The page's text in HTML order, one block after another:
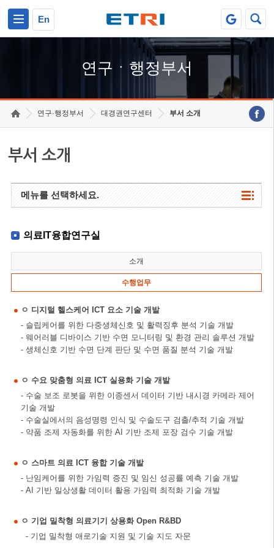
En
연구ㆍ행정부서
연구·행정부서 대경권연구센터 부서 소개
부서 소개
메뉴를 선택하세요.
의료IT융합연구실
소개
수행업무
ㅇ 디지털 헬스케어 ICT 요소 기술 개발
- 슬립케어를 위한 다중생체신호 및 활력징후 분석 기술 개발
- 웨어러블 디바이스 기반 수면 모니터링 및 환경 관리 솔루션 개발
- 생체신호 기반 수면 단계 판단 및 수면 품질 분석 기술 개발
ㅇ 수요 맞춤형 의료 ICT 실용화 기술 개발
- 수술 보조 로봇을 위한 이종센서 데이터 기반 내시경 카메라 제어
기술 개발
- 수술실에서의 음성명령 인식 및 수술도구 검출/추적 기술 개발
- 약품 조제 자동화를 위한 AI 기반 조제 포장 검수 기술 개발
ㅇ 스마트 의료 ICT 융합 기술 개발
- 난임케어를 위한 가임력 증진 및 임신 성공률 예측 기술 개발
- AI 기반 일상생활 데이터 활용 가임력 최적화 기술 개발
ㅇ 기업 밀착형 의료기기 상용화 Open R&BD
- 기업 밀착형 애로기술 지원 및 기술 지도 자문